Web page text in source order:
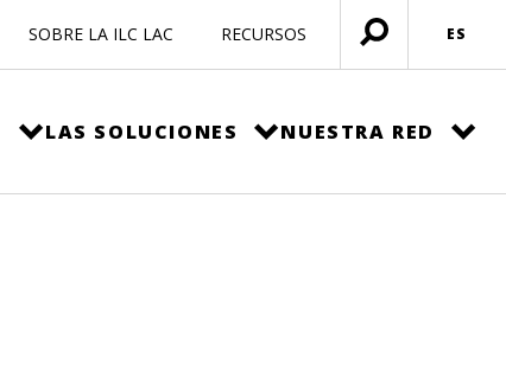
SOBRE LA ILC LAC RECURSOS
Menú
abierto
ES
LAS SOLUCIONES NUESTRA RED